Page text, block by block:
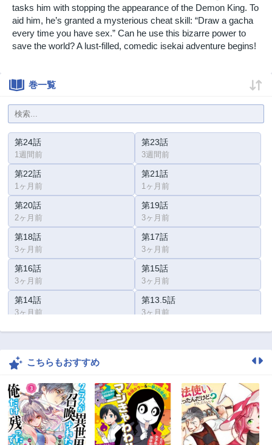
tasks him with stopping the appearance of the Demon King. To
aid him, he’s granted a mysterious cheat skill: “Draw a gacha
every time you have sex.” Can he use this bizarre power to
save the world? A lust-filled, comedic isekai adventure begins!
巻一覧
第24話
1週間前
第23話
3週間前
第22話
1ヶ月前
第21話
1ヶ月前
第20話
2ヶ月前
第19話
3ヶ月前
第18話
3ヶ月前
第17話
3ヶ月前
第16話
3ヶ月前
第15話
3ヶ月前
第14話
3ヶ月前
第13.5話
3ヶ月前
第13話 第12話
第11話
第9話
3ヶ月前
第8話
3ヶ月前
第7話
3ヶ月前
第6話
3ヶ月前
こちらもおすすめ